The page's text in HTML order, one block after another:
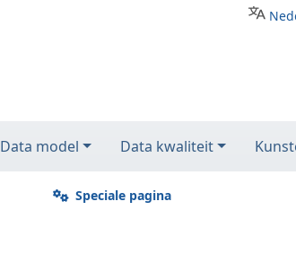
Data model Data kwaliteit
Speciale pagina